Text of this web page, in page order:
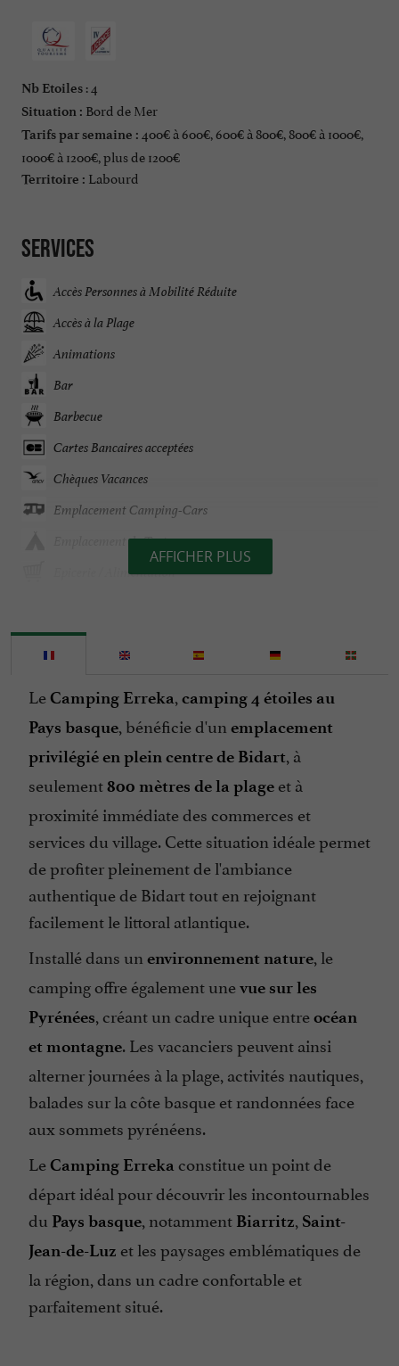
Nb Etoiles : 4
Situation : Bord de Mer
Tarifs par semaine : 400€ à 600€, 600€ à 800€, 800€ à 1000€,
1000€ à 1200€, plus de 1200€
Territoire : Labourd
Services
Accès Personnes à Mobilité Réduite
Accès à la Plage
Animations
Bar
Barbecue
Cartes Bancaires acceptées
Chèques Vacances
Emplacement Camping-Cars
Emplacement de Tentes
Epicerie / Alimentation
Groupes
Internet : WIFI
Jardin
Jeux pour enfants
Lave Linge
Location de Mobil Homes
Location de draps
Micro Ondes
Ouvert 7 jours sur 7
Parking
Parle espagnol
Parle français
Ping pong
Piscine
Piscine chauffée
Plats cuisinés à emporter
Restaurant
Snack
Terrasse
Vue sur la montagne
AFFICHER PLUS
LeCamping Erreka camping 4 étoiles au
Pays basque , bénéficie d'un emplacement
privilégié en plein centre de Bidart , à
seulement800 mètres de la plage et à
proximité immédiate des commerces et
services du village. Cette situation idéale permet
de profiter pleinement de l'ambiance
authentique de Bidart tout en rejoignant
facilement le littoral atlantique.
Installé dans un environnement nature , le
camping offre également unevue sur les
Pyrénées , créant un cadre unique entreocéan
et montagne. Les vacanciers peuvent ainsi
alterner journées à la plage, activités nautiques,
balades sur la côte basque et randonnées face
aux sommets pyrénéens.
LeCamping Erreka constitue un point de
départ idéal pour découvrir les incontournables
du Pays basque , notamment Biarritz Saint-
Jean-de-Luz et les paysages emblématiques de
la région, dans un cadre confortable et
parfaitement situé.